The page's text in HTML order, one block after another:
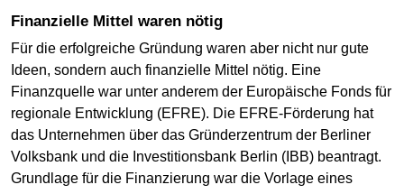
Finanzielle Mittel waren nötig
Für die erfolgreiche Gründung waren aber nicht nur gute
Ideen, sondern auch finanzielle Mittel nötig. Eine
Finanzquelle war unter anderem der Europäische Fonds für
regionale Entwicklung (EFRE). Die EFRE-Förderung hat
das Unternehmen über das Gründerzentrum der Berliner
Volksbank und die Investitionsbank Berlin (IBB) beantragt.
Grundlage für die Finanzierung war die Vorlage eines